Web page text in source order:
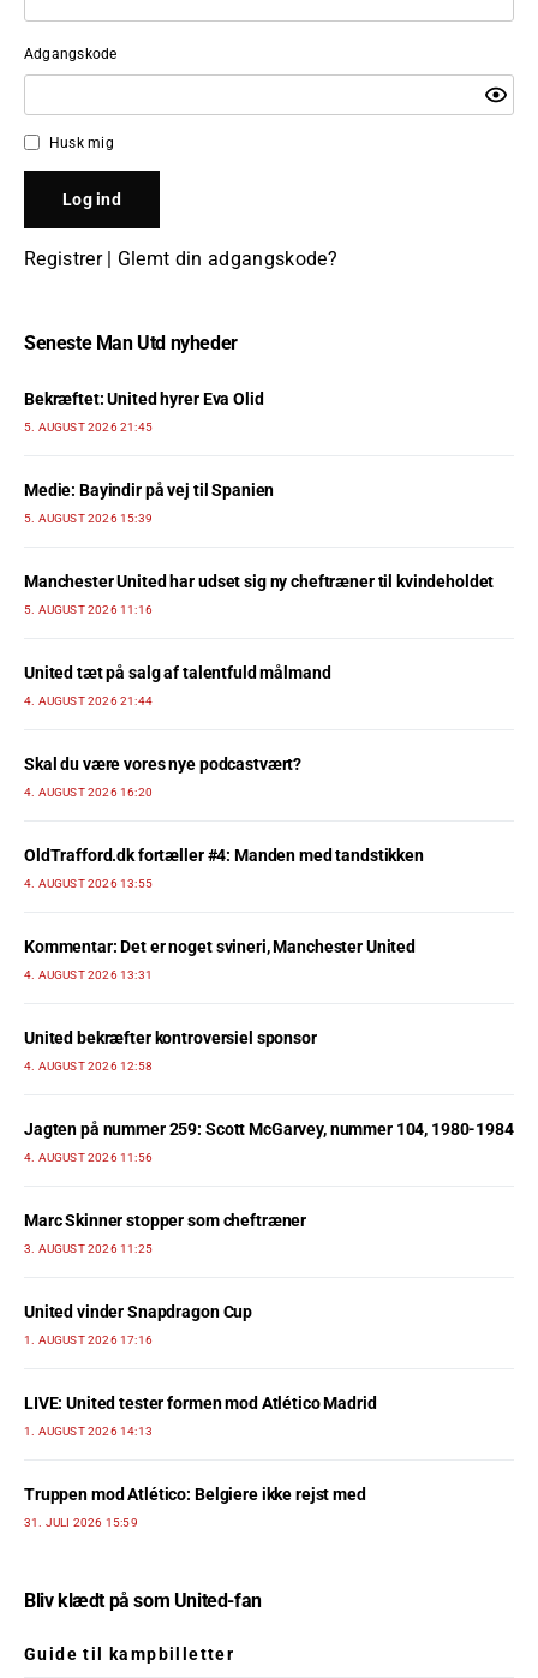
Adgangskode
Husk mig
Registrer| Glemt din adgangskode?
Seneste Man Utd nyheder
Bekræftet: United hyrer Eva Olid
5. AUGUST 2026 21:45
Medie: Bayindir på vej til Spanien
5. AUGUST 2026 15:39
Manchester United har udset sig ny cheftræner til kvindeholdet
5. AUGUST 2026 11:16
United tæt på salg af talentfuld målmand
4. AUGUST 2026 21:44
Skal du være vores nye podcastvært?
4. AUGUST 2026 16:20
OldTrafford.dk fortæller #4: Manden med tandstikken
4. AUGUST 2026 13:55
Kommentar: Det er noget svineri, Manchester United
4. AUGUST 2026 13:31
United bekræfter kontroversiel sponsor
4. AUGUST 2026 12:58
Jagten på nummer 259: Scott McGarvey, nummer 104, 1980-1984
4. AUGUST 2026 11:56
Marc Skinner stopper som cheftræner
3. AUGUST 2026 11:25
United vinder Snapdragon Cup
1. AUGUST 2026 17:16
LIVE: United tester formen mod Atlético Madrid
1. AUGUST 2026 14:13
Truppen mod Atlético: Belgiere ikke rejst med
31. JULI 2026 15:59
Bliv klædt på som United-fan
Guide til kampbilletter